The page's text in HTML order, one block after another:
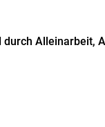
Alleinarbeit,